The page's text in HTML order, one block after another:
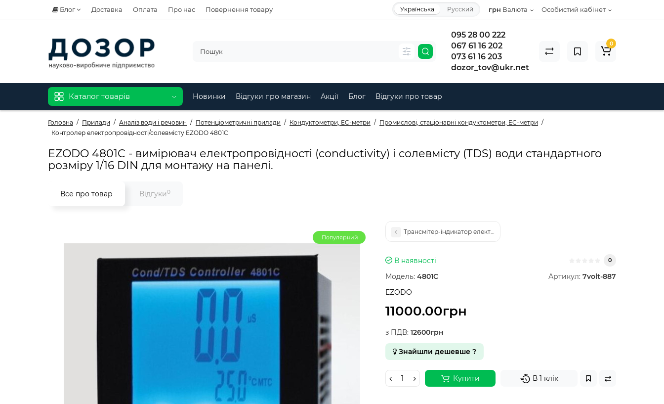
Блог Доставка Оплата Про нас Повернення товару Особистий кабінет
грн Валюта
Українська Русский
095 28 00 222
067 61 16 202
073 61 16 203
dozor_tov@ukr.net
0
Каталог товарів Новинки Відгуки про магазин Акції Блог Відгуки про товар
Головна Прилади Аналіз води і речовин Потенціометричні прилади Кондуктометри, EC-метри
Промислові, стаціонарні кондуктометри, EC-метри
Контролер електропровідності/солевмісту EZODO 4801C
EZODO 4801C - вимірювач електропровідності (conductivity) і солевмісту (TDS) води стандартного
розміру 1/16 DIN для монтажу на панелі.
Все про товар Відгуки0
Популярний
Трансмітер-індикатор електропровідності TDS EZODO 4803C
В наявності 0
Модель: 4801C Артикул: 7volt-887
EZODO
11000.00грн
з ПДВ: 12600грн
Знайшли дешевше ?
Купити В 1 клік